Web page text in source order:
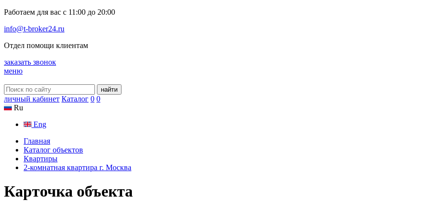
Работаем для вас с 11:00 до 20:00
info@t-broker24.ru
Отдел помощи клиентам
заказать звонок
меню
найти
личный кабинет Каталог 0 0
Ru
Eng
Главная
Каталог объектов
Квартиры
2-комнатная квартира г. Москва
Карточка объекта